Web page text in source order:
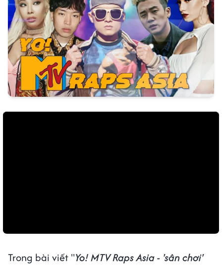
Trong bài viết "Yo! MTV Raps Asia - 'sân chơi'